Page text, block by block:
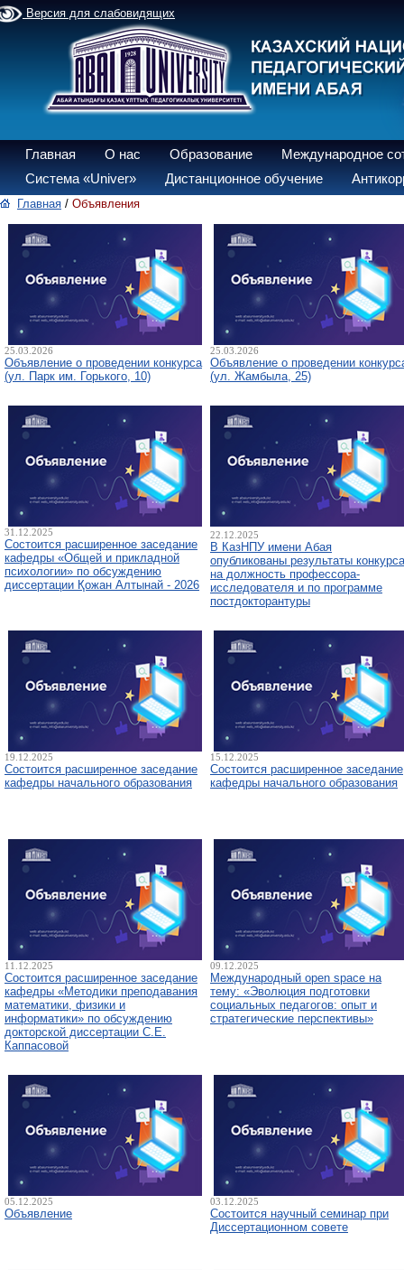
Версия для слабовидящих
Главная О нас Образование
Международное
Система «Univer»
Дистанционное обучение
Главная / Объявления
25.03.2026
Объявление о проведении конкурса
(ул. Парк им. Горького, 10)
25.03.2026
Объявление о проведении
(ул. Жамбыла, 25)
31.12.2025
Состоится расширенное заседание
кафедры «Общей и прикладной
психологии» по обсуждению
диссертации Қожан Алтынай - 2026
22.12.2025
В КазНПУ имени Абая
опубликованы результаты конкурса
на должность профессора-
исследователя и по программе
постдокторантуры
19.12.2025
Состоится расширенное заседание
кафедры начального образования
15.12.2025
Состоится расширенное заседание
кафедры начального образования
11.12.2025
Состоится расширенное заседание
кафедры «Методики преподавания
математики, физики и
информатики» по обсуждению
докторской диссертации С.Е.
Каппасовой
09.12.2025
Международный open space на
тему: «Эволюция подготовки
социальных педагогов: опыт и
стратегические перспективы»
05.12.2025
Объявление
03.12.2025
Состоится научный семинар при
Диссертационном совете